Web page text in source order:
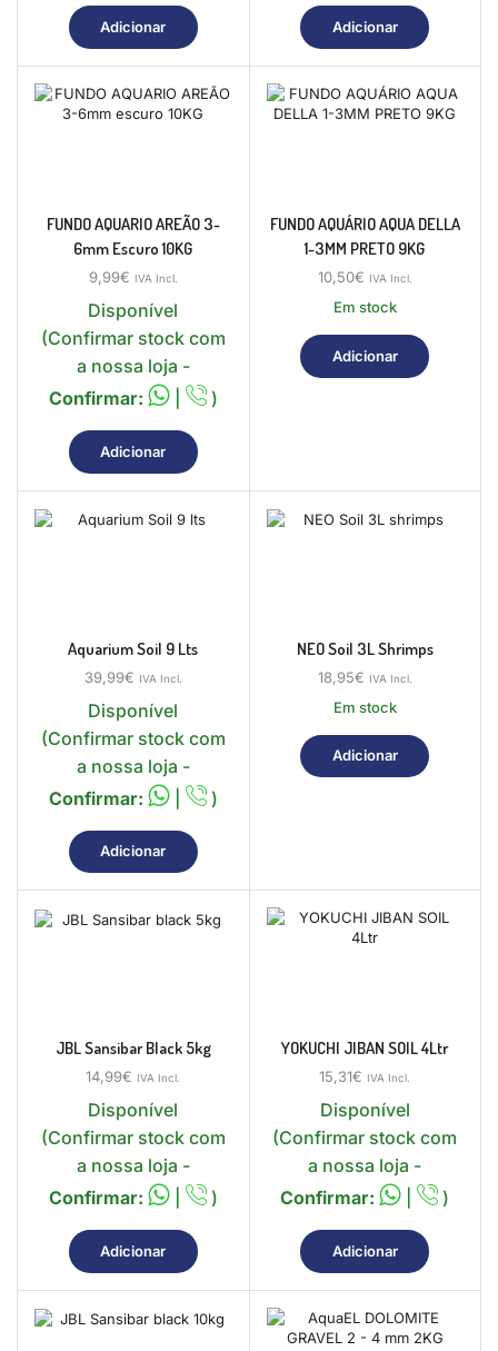
Adicionar Adicionar
FUNDO AQUARIO AREÃO 3-
6mm Escuro 10KG
9,99€ IVA Incl.
Disponível
(Confirmar stock com
a nossa loja -
Confirmar:
| )
Adicionar
FUNDO AQUÁRIO AQUA DELLA
1-3MM PRETO 9KG
10,50€ IVA Incl.
Em stock
Adicionar
Aquarium Soil 9 Lts
39,99€ IVA Incl.
Disponível
(Confirmar stock com
a nossa loja -
Confirmar:
| )
Adicionar
NEO Soil 3L Shrimps
18,95€ IVA Incl.
Em stock
Adicionar
JBL Sansibar Black 5kg
14,99€ IVA Incl.
Disponível
(Confirmar stock com
a nossa loja -
Confirmar:
| )
Adicionar
YOKUCHI JIBAN SOIL 4Ltr
15,31€ IVA Incl.
Disponível
(Confirmar stock com
a nossa loja -
Confirmar:
| )
Adicionar